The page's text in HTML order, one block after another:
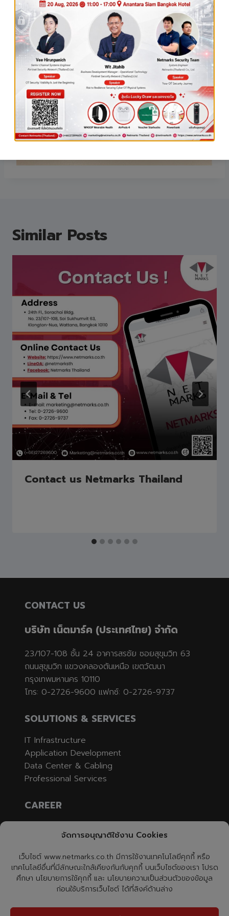
จัดการอนุญาติใช้งาน Cookies
เว็บไซต์ www.netmarks.co.th มีการใช้งานเทคโนโลยีคุกกี้ หรือ
เทคโนโลยีอื่นที่มีลักษณะใกล้เคียงกันกับคุกกี้ บนเว็บไซต์ของเรา โปรด
ศึกษา นโยบายการใช้คุกกี้ และ นโยบายความเป็นส่วนตัวของข้อมูล
ก่อนใช้บริการเว็บไซต์ ได้ที่ลิงค์ด้านล่าง
Similar Posts
Contact us Netmarks Thailand
CONTACT US
บริษัท เน็ตมาร์ค (ประเทศไทย) จำกัด
23/107-108 ชั้น 24 อาคารสรชัย ซอยสุขุมวิท 63
ถนนสุขุมวิท แขวงคลองตันเหนือ เขตวัฒนา
กรุงเทพมหานคร 10110
โทร: 0-2726-9600 แฟกซ์: 0-2726-9737
SOLUTIONS & SERVICES
IT Infrastructure
Application Development
Data Center & Cabling
Professional Services
CAREER
CONTACT US